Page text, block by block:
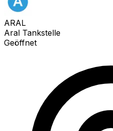
ARAL
Aral Tankstelle
Geöffnet